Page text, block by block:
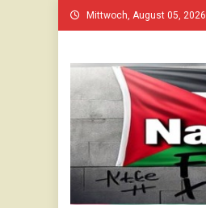
Skip
to
Mittwoch, August 05, 2026